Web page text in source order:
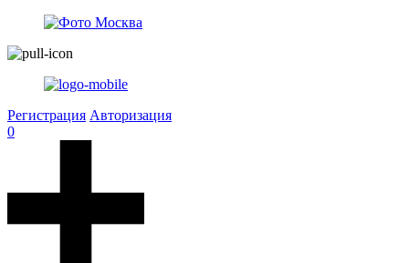
Регистрация Авторизация
0